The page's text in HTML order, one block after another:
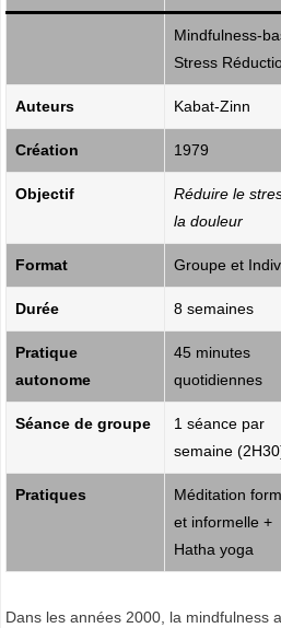
,
N
E
S
R
S
E
Mindfulness-
Stress
Auteurs Kabat-Zinn
Création 1979
Objectif
Réduire le
la douleur
Format Groupe et
Durée 8 semaines
Pratique
autonome
45 minutes
quotidiennes
Séance de groupe
1 séance par
semaine
Pratiques
Méditation
et informelle +
Hatha yoga
Dans les années 2000, la mindfulness